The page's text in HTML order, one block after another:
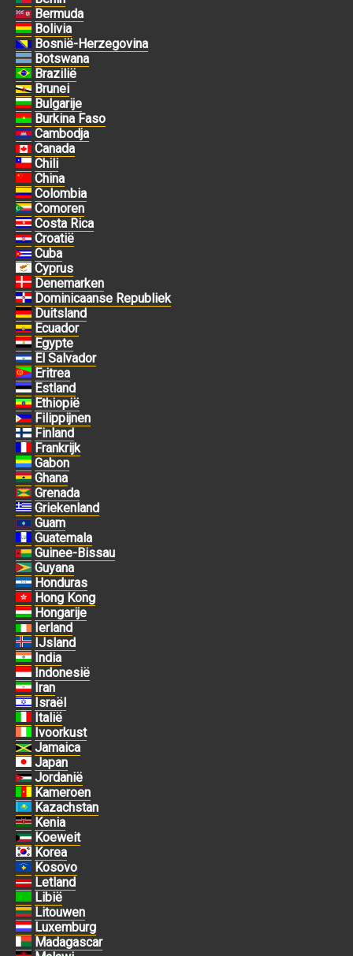
Bermuda
Bolivia
Bosnië-Herzegovina
Botswana
Brazilië
Brunei
Bulgarije
Burkina Faso
Cambodja
Canada
Chili
China
Colombia
Comoren
Costa Rica
Croatië
Cuba
Cyprus
Denemarken
Dominicaanse Republiek
Duitsland
Ecuador
Egypte
El Salvador
Eritrea
Estland
Ethiopië
Filippijnen
Finland
Frankrijk
Gabon
Ghana
Grenada
Griekenland
Guam
Guatemala
Guinee-Bissau
Guyana
Honduras
Hong Kong
Hongarije
Ierland
IJsland
India
Indonesië
Iran
Israël
Italië
Ivoorkust
Jamaica
Japan
Jordanië
Kameroen
Kazachstan
Kenia
Koeweit
Korea
Kosovo
Letland
Libië
Litouwen
Luxemburg
Madagascar